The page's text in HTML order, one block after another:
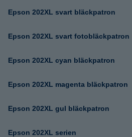
Epson 202XL svart bläckpatron
Epson 202XL svart fotobläckpatron
Epson 202XL cyan bläckpatron
Epson 202XL magenta bläckpatron
Epson 202XL gul bläckpatron
Epson 202XL serien